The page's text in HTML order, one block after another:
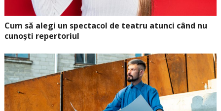
Cum să alegi un spectacol de teatru atunci când nu
cunoști repertoriul